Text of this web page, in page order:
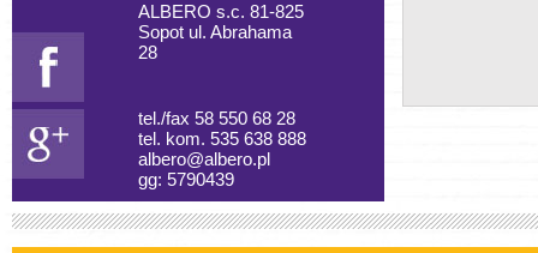
ALBERO s.c. 81-825
Sopot ul. Abrahama
28
tel./fax 58 550 68 28
tel. kom. 535 638 888
albero@albero.pl
gg: 5790439